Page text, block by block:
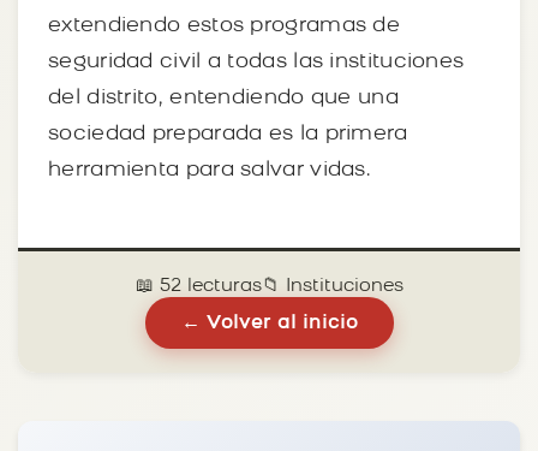
extendiendo estos programas de
seguridad civil a todas las instituciones
del distrito, entendiendo que una
sociedad preparada es la primera
herramienta para salvar vidas.
📖 52 lecturas📁 Instituciones
← Volver al inicio